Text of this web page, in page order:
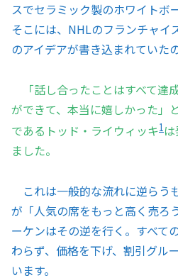
スでセラミック製のホワイトボ
そこには、NHLのフランチャイ
のアイデアが書き込まれていたの
「話し合ったことはすべて
ができて、本当に嬉しかった」
であるトッド・ライウィッキ1
ました。
これは一般的な流れに逆らう
が「人気の席をもっと高く売ろ
ーケンはその逆を行く。すべて
わらず、価格を下げ、割引グル
います。